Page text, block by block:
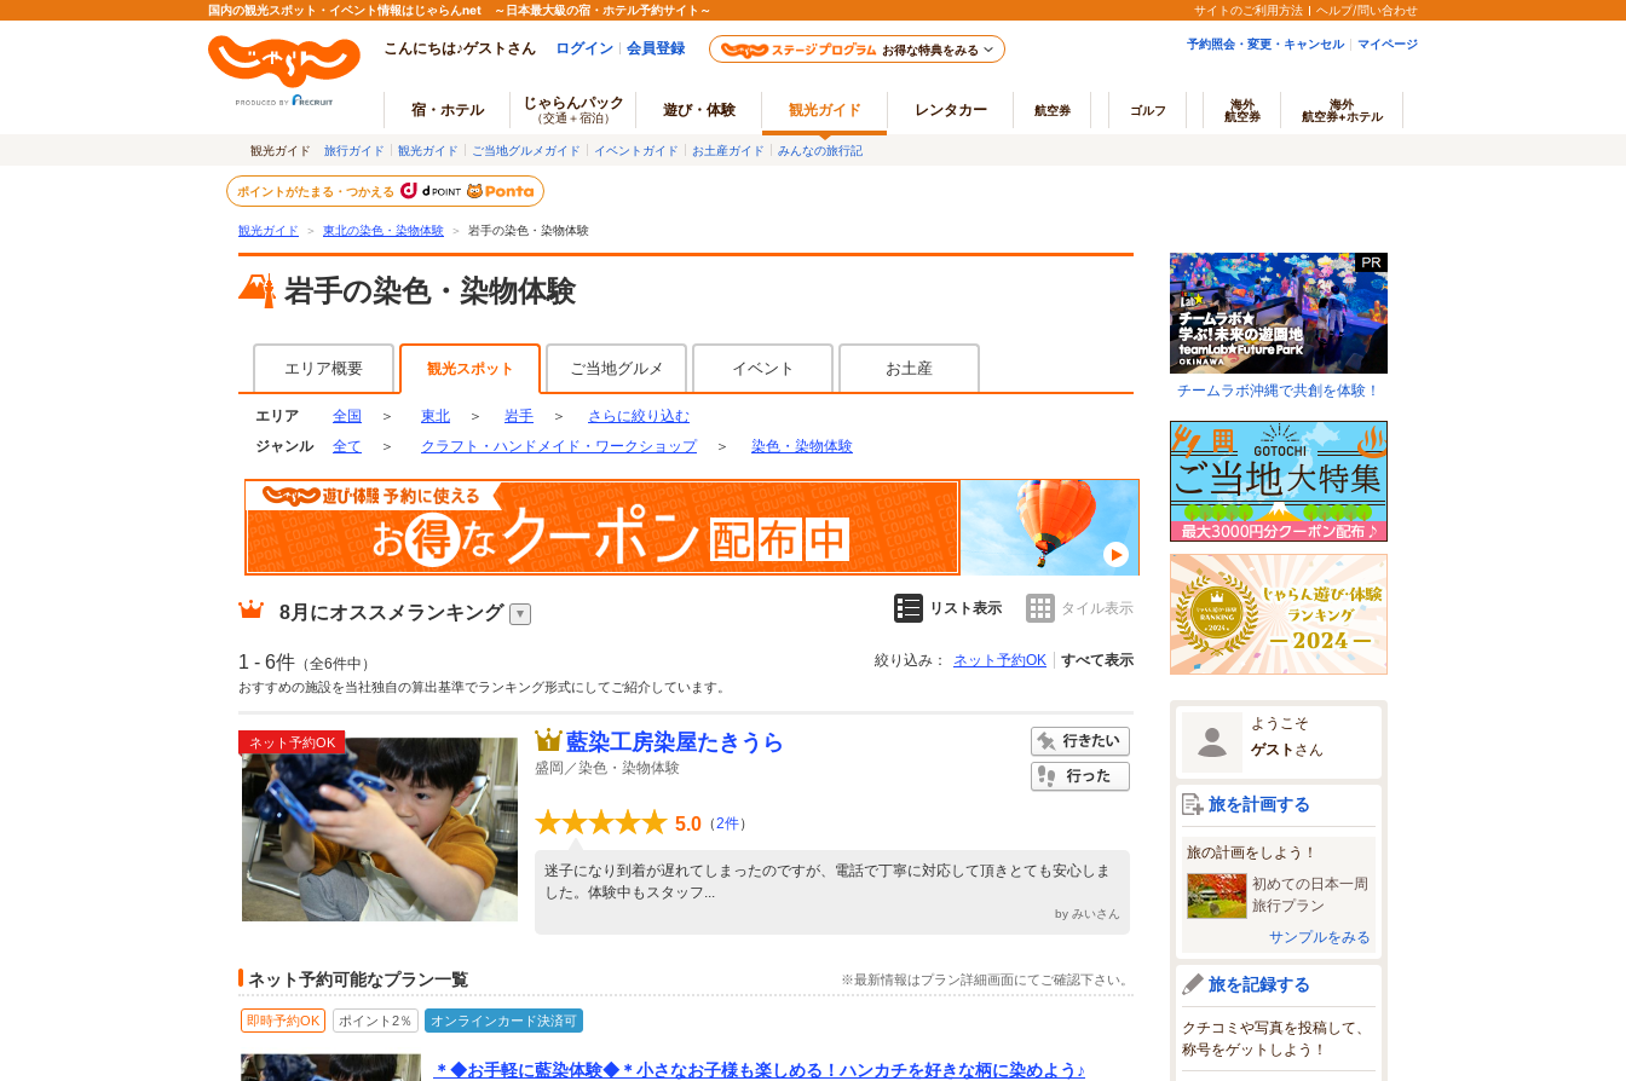
国内の観光スポット・イベント情報はじゃらんnet ～日本最大級の宿・ホテル予約サイト～ サイトのご利用方法 ヘルプ/問い合わせ
こんにちは♪ゲストさん ログイン 会員登録 お得な特典をみる 予約照会・変更・キャンセル マイページ
宿・ホテル じゃらんパック
（交通＋宿泊） 遊び・体験 観光ガイド レンタカー 航空券 ゴルフ
海外
航空券
海外
航空券+ホテル
観光ガイド 旅行ガイド 観光ガイド ご当地グルメガイド イベントガイド お土産ガイド みんなの旅行記
ポイントがたまる・つかえる
観光ガイド ＞ 東北の染色・染物体験 ＞ 岩手の染色・染物体験
岩手の染色・染物体験
エリア概要 観光スポット ご当地グルメ イベント お土産
エリア 全国 ＞ 東北 ＞ 岩手 ＞
さらに絞り込む
ジャンル
全て ＞ クラフト・ハンドメイド・ワークショップ ＞ 染色・染物体験
8月 にオススメランキング リスト表示 タイル表示
1 - 6件 （全6件中） 絞り込み： ネット予約OK すべて表示
おすすめの施設を当社独自の算出基準でランキング形式にしてご紹介しています。
ネット予約OK 藍染工房染屋たきうら
盛岡／染色・染物体験
5.0 （2件）
迷子になり到着が遅れてしまったのですが、電話で丁寧に対応して頂きとても安心しま
した。体験中もスタッフ...
by みいさん
ネット予約可能なプラン一覧 ※最新情報はプラン詳細画面にてご確認下さい。
即時予約OK ポイント2％ オンラインカード決済可
＊◆お手軽に藍染体験◆＊小さなお子様も楽しめる！ハンカチを好きな柄に染めよう♪
チームラボ沖縄で共創を体験！
ようこそ
ゲスト さん
旅を計画する
旅の計画をしよう！
初めての日本一周
旅行プラン
サンプルをみる
旅を記録する
クチコミや写真を投稿して、
称号をゲットしよう！